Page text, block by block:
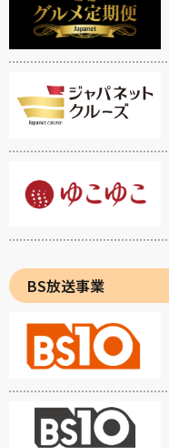
BS放送事業